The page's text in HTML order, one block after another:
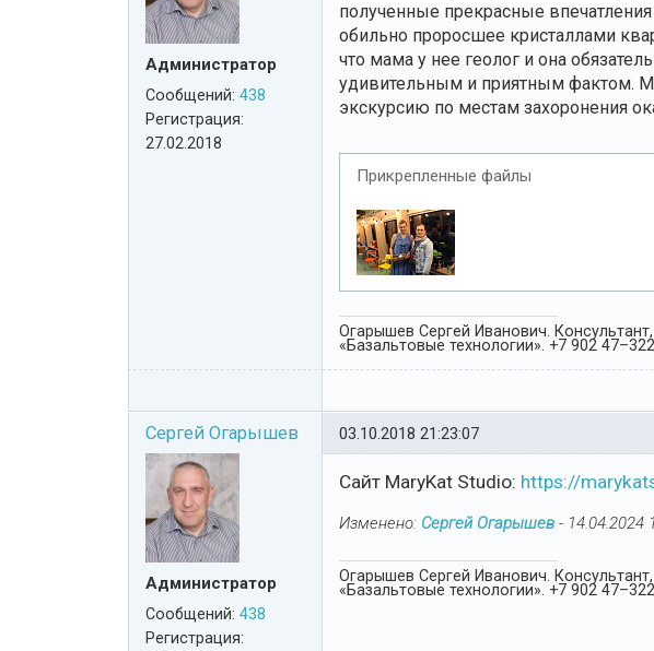
Администратор
Сообщений: 438
Регистрация:
27.02.2018
полученные прекрасные
обильно проросшее кристаллами
что мама у нее геолог и она
удивительным и приятным фактом.
экскурсию по местам захоронения
Прикрепленные файлы
Огарышев Сергей Иванович.
«Базальтовые технологии». +7 902
Сергей Огарышев
Администратор
Сообщений: 438
Регистрация:
03.10.2018 21:23:07
Cайт MaryKat Studio: https://
Изменено: Сергей Огарышев - 14.04.2024
Огарышев Сергей Иванович.
«Базальтовые технологии». +7 902